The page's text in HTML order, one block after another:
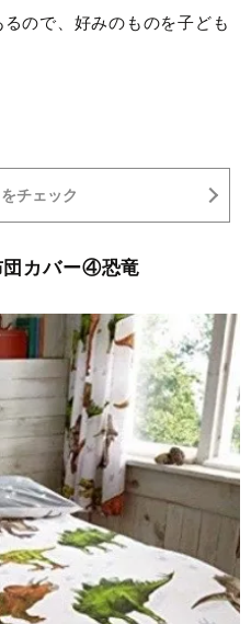
ので、好みのものを子ども
チェック
団カバー④恐竜